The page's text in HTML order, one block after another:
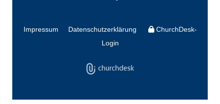
Impressum Datenschutzerklärung
ChurchDesk-
Login